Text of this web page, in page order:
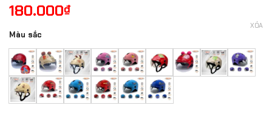
180.000₫
Màu sắc
XÓA